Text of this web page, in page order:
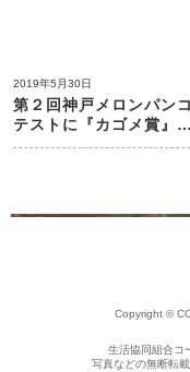
2019年5月30日
第２回神戸メロンパン
テストに『カゴメ賞』 …
Copyright ©
生活協同組合コ
写真などの無断転